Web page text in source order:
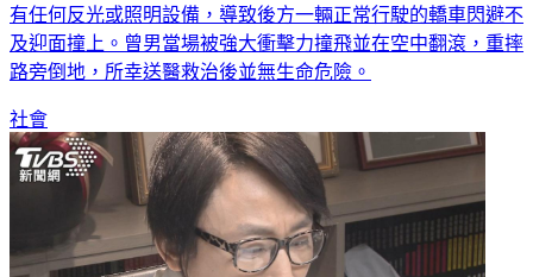
有任何反光或照明設備，導致後方一輛正常行駛的轎車閃避不
及迎面撞上。曾男當場被強大衝擊力撞飛並在空中翻滾，重摔
路旁倒地，所幸送醫救治後並無生命危險。
社會